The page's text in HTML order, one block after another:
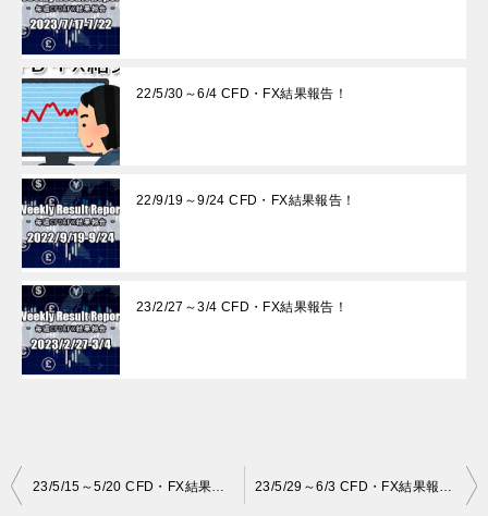
22/5/30～6/4 CFD・FX結果報告！
22/9/19～9/24 CFD・FX結果報告！
23/2/27～3/4 CFD・FX結果報告！
投
23/5/15～5/20 CFD・FX結果報告！ 23/5/29～6/3 CFD・FX結果報告！